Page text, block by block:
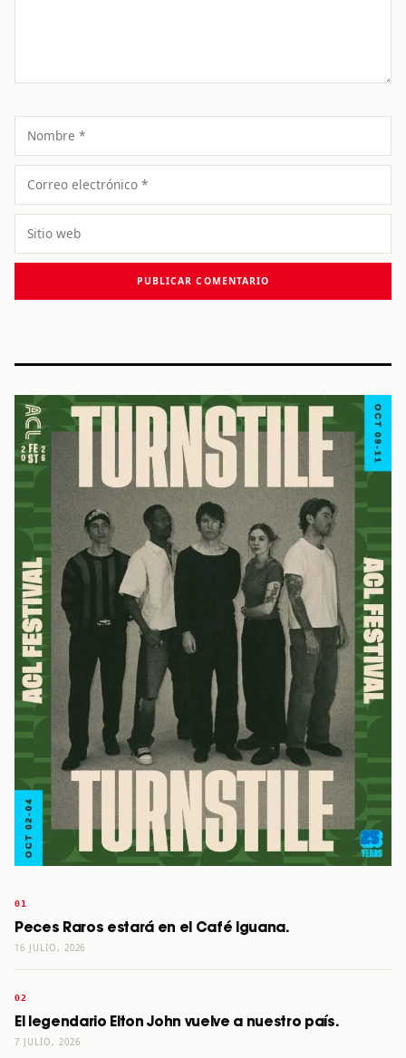
Nombre
Correo
electrónico
Sitio
web
Peces Raros estará en el Café Iguana.
16 JULIO, 2026
El legendario Elton John vuelve a nuestro país.
7 JULIO, 2026